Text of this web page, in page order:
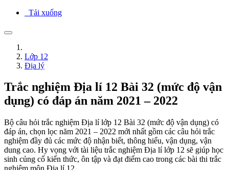
Tải xuống
Lớp 12
Địa lý
Trắc nghiệm Địa lí 12 Bài 32 (mức độ vận
dụng) có đáp án năm 2021 – 2022
Bộ câu hỏi trắc nghiệm Địa lí lớp 12 Bài 32 (mức độ vận dụng) có
đáp án, chọn lọc năm 2021 – 2022 mới nhất gồm các câu hỏi trắc
nghiệm đầy đủ các mức độ nhận biết, thông hiểu, vận dụng, vận
dung cao. Hy vọng với tài liệu trắc nghiệm Địa lí lớp 12 sẽ giúp học
sinh củng cố kiến thức, ôn tập và đạt điểm cao trong các bài thi trắc